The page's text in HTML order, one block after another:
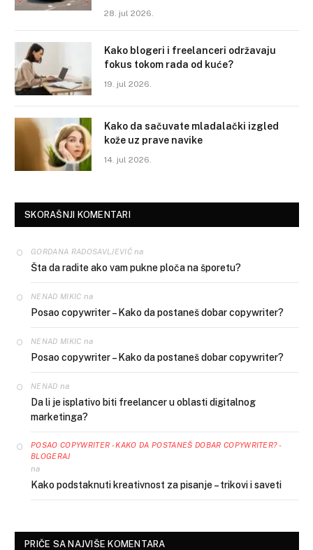
28. jul 2026.
Kako blogeri i freelanceri održavaju
fokus tokom rada od kuće?
19. jul 2026.
Kako da sačuvate mladalački izgled
kože uz prave navike
14. jul 2026.
SKORAŠNJI KOMENTARI
GORDANA RADOSAVLJEVIĆna
Šta da radite ako vam pukne ploča na šporetu?
NENAD MIKIC na
Posao copywriter – Kako da postaneš dobar copywriter?
NENAD MIKIC na
Posao copywriter – Kako da postaneš dobar copywriter?
NENAD na
Da li je isplativo biti freelancer u oblasti digitalnog
marketinga?
POSAO COPYWRITER - KAKO DA POSTANEŠ DOBAR COPYWRITER? -
BLOGERAJ
na
Kako podstaknuti kreativnost za pisanje – trikovi i saveti
PRIČE SA NAJVIŠE KOMENTARA